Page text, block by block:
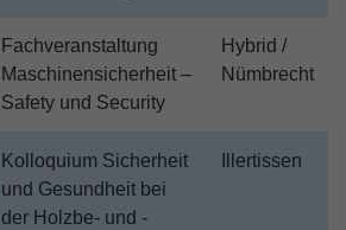
Fachveranstaltung
Maschinensicherheit –
Safety und Security
Hybrid /
Nümbrecht
Kolloquium Sicherheit
und Gesundheit bei
der Holzbe- und -
Illertissen